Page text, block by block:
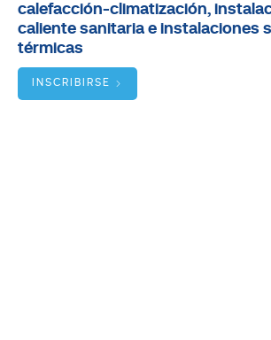
Objetivos
BUSCADOR
DE
calefacción-climatización,
caliente sanitaria e instalaciones
térmicas
INSCRIBIRSE